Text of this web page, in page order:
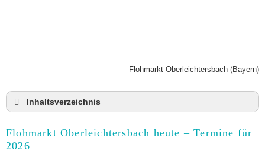
Flohmarkt Oberleichtersbach (Bayern)
Inhaltsverzeichnis
für 2026
Flohmarkt Oberleichtersbach heute – Termine für
2026